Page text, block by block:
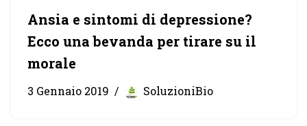
Ansia e sintomi di depressione?
Ecco una bevanda per tirare su il
morale
3 Gennaio 2019 SoluzioniBio